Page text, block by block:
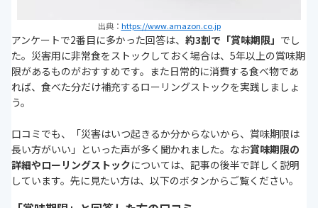
出典： https://www.amazon.co.jp
アンケートで2番目に多かった回答は、 約3割で「賞味期限」 でし
た。災害用に非常食をストックしておく場合は、5年以上の賞味期
限があるものがおすすめです。また日常的に消費する食べ物であ
れば、食べた分だけ補充するローリングストックを実践しましょ
う。
口コミでも、「災害はいつ起きるか分からないから、賞味期限は
長い方がいい」といった声が多く聞かれました。なお賞味期限の
詳細やローリングストックについては、記事の後半で詳しく説明
しています。先に見たい方は、以下のボタンからご覧ください。